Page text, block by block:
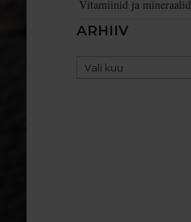
Vitamiinid ja mineraalid
ARHIIV
Arhiiv